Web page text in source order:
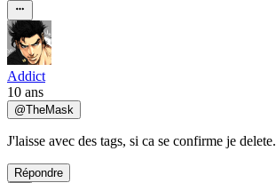
Addict
10 ans
@TheMask
J'laisse avec des tags, si ca se confirme je delete.
Répondre